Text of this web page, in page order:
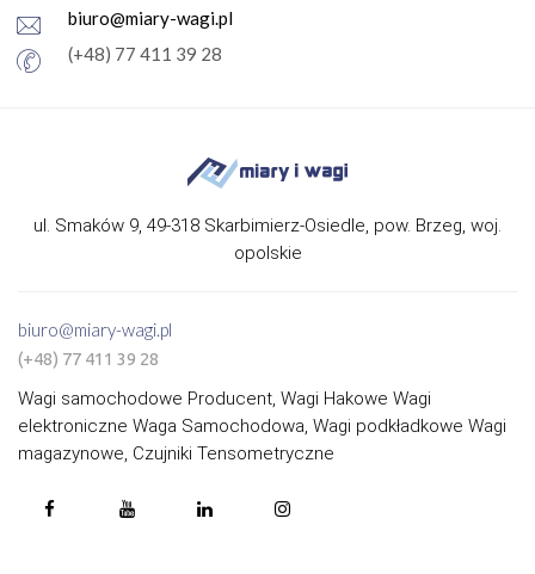
biuro@miary-wagi.pl
(+48) 77 411 39 28
ul. Smaków 9, 49-318 Skarbimierz-Osiedle, pow. Brzeg, woj.
opolskie
biuro@miary-wagi.pl
(+48) 77 411 39 28
Wagi samochodowe Producent, Wagi Hakowe Wagi
elektroniczne Waga Samochodowa, Wagi podkładkowe Wagi
magazynowe, Czujniki Tensometryczne